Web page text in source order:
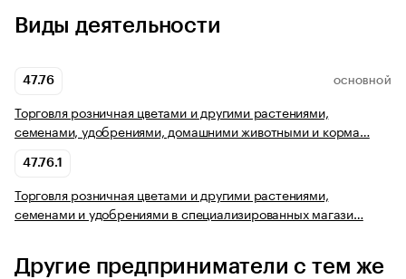
Виды деятельности
47.76 ОСНОВНОЙ
Торговля розничная цветами и другими растениями,
семенами, удобрениями, домашними животными и корма…
47.76.1
Торговля розничная цветами и другими растениями,
семенами и удобрениями в специализированных магази…
Другие предприниматели с тем же